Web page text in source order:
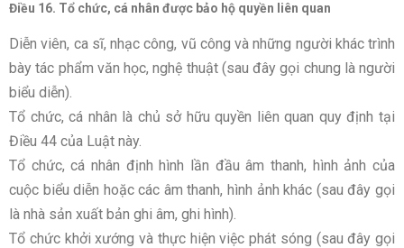
Điều 16. Tổ chức, cá nhân được bảo hộ quyền liên quan
Diễn viên, ca sĩ, nhạc công, vũ công và những người khác trình
bày tác phẩm văn học, nghệ thuật (sau đây gọi chung là người
biểu diễn).
Tổ chức, cá nhân là chủ sở hữu quyền liên quan quy định tại
Điều 44 của Luật này.
Tổ chức, cá nhân định hình lần đầu âm thanh, hình ảnh của
cuộc biểu diễn hoặc các âm thanh, hình ảnh khác (sau đây gọi
là nhà sản xuất bản ghi âm, ghi hình).
Tổ chức khởi xướng và thực hiện việc phát sóng (sau đây gọi